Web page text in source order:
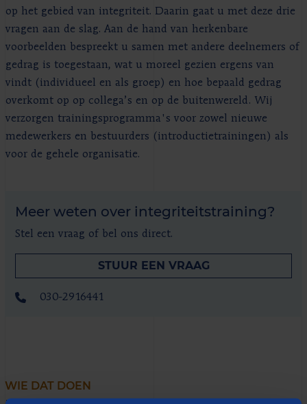
op het gebied van integriteit. Daarin gaat u met deze drie
vragen aan de slag. Aan de hand van herkenbare
voorbeelden bespreekt u samen met andere deelnemers of
gedrag is toegestaan, wat u moreel gezien ergens van
vindt (individueel en als groep) en hoe bepaald gedrag
overkomt op op collega’s en op de buitenwereld. Wij
verzorgen trainingsprogramma's voor zowel nieuwe
medewerkers en bestuurders (introductietrainingen) als
voor de gehele organisatie.
Meer weten over integriteitstraining?
Stel een vraag of bel ons direct.
STUUR EEN VRAAG
030-2916441
WIE DAT DOEN